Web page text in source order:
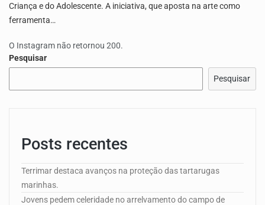
Criança e do Adolescente. A iniciativa, que aposta na arte como
ferramenta…
O Instagram não retornou 200.
Pesquisar
Pesquisar
Posts recentes
Terrimar destaca avanços na proteção das tartarugas
marinhas.
Jovens pedem celeridade no arrelvamento do campo de